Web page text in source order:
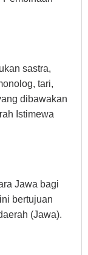
sastra,
tari,
dibawakan
Istimewa
Jawa bagi
bertujuan
(Jawa).